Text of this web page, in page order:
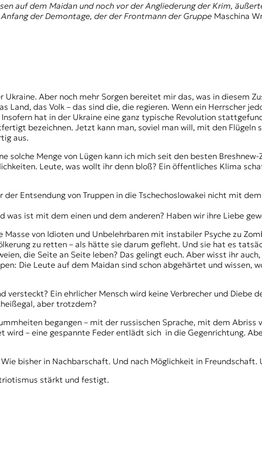
auf dem Maidan und noch vor der Angliederung der Krim,
der Demontage, der der Frontmann der Gruppe Maschina
Ukraine. Aber noch mehr Sorgen bereitet mir das, was in diesem
Land, das Volk – das sind die, die regieren. Wenn ein Herrscher
hat in der Ukraine eine ganz typische Revolution
bezeichnen. Jetzt kann man, soviel man will, mit den Flügeln
aus.
solche Menge von Lügen kann ich mich seit den besten
Leute, was wollt ihr denn bloß? Ein öffentliches Klima
Entsendung von Truppen in die Tschechoslowakei nicht mit
ist mit dem einen und dem anderen? Haben wir ihre Liebe
Masse von Idioten und Unbelehrbaren mit instabiler Psyche zu
zu retten – als hätte sie darum gefleht. Und sie hat es
die Seite an Seite leben? Das gelingt euch. Aber wisst ihr
Die Leute auf dem Maidan sind schon abgehärtet und wissen,
versteckt? Ein ehrlicher Mensch wird keine Verbrecher und Diebe
aber trotzdem?
begangen – mit der russischen Sprache, mit dem Abriss
wird – eine gespannte Feder entlädt sich in die Gegenrichtung.
bisher in Nachbarschaft. Und nach Möglichkeit in Freundschaft.
stärkt und festigt.